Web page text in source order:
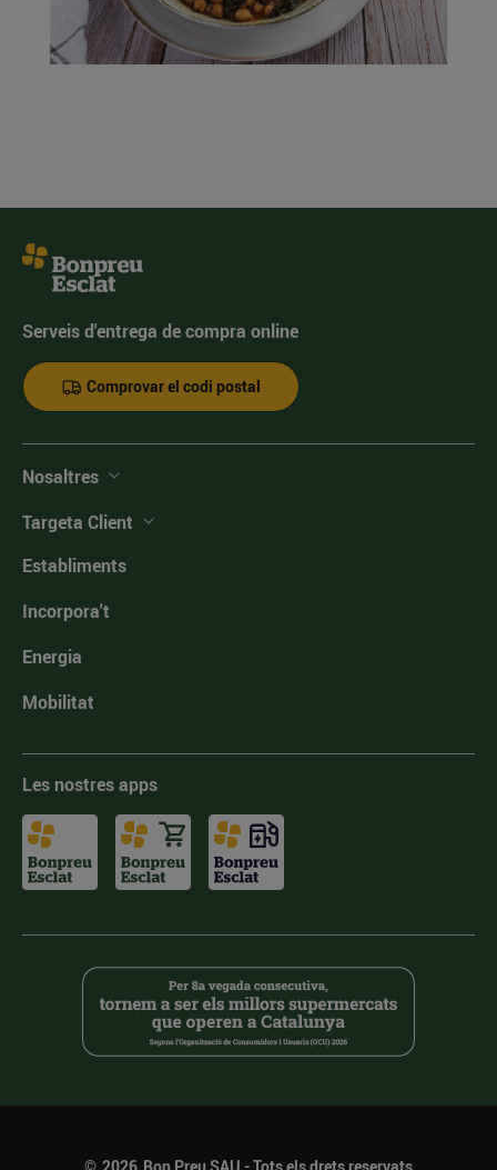
Serveis d'entrega de compra online
Comprovar el codi postal
Nosaltres
Targeta Client
Establiments
Incorpora't
Energia
Mobilitat
Les nostres apps